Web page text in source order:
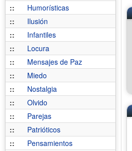
::
Humorísticas
::
Ilusión
::
Infantiles
::
Locura
::
Mensajes de Paz
::
Miedo
::
Nostalgia
::
Olvido
::
Parejas
::
Patrióticos
::
Pensamientos